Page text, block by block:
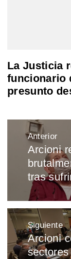
La Justicia
funcionario
presunto
Navegación
entradas
Anterior
Entrada
anterior:
Arcioni
tras
Siguiente
Entrada
siguiente:
Arcioni